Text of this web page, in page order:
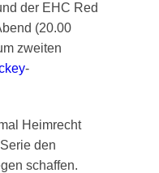
der EHC Red
(20.00
zweiten
-
Heimrecht
den
schaffen.